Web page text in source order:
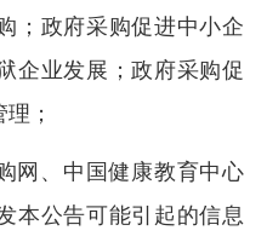
；政府采购促进中小企
企业发展；政府采购促
；
网、中国健康教育中心
本公告可能引起的信息